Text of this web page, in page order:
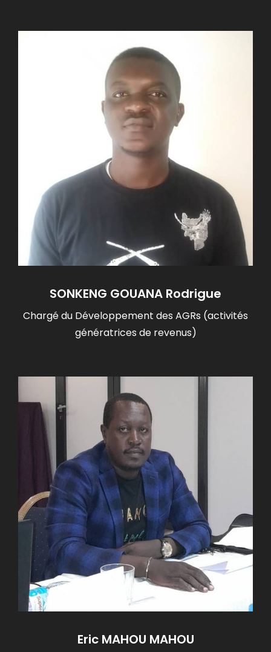
SONKENG GOUANA Rodrigue
Chargé du Développement des AGRs (activités
génératrices de revenus)
Eric MAHOU MAHOU